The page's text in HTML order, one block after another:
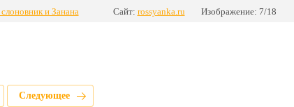
и Занана Сайт: rossyanka.ru Изображение: 7/18
Следующее